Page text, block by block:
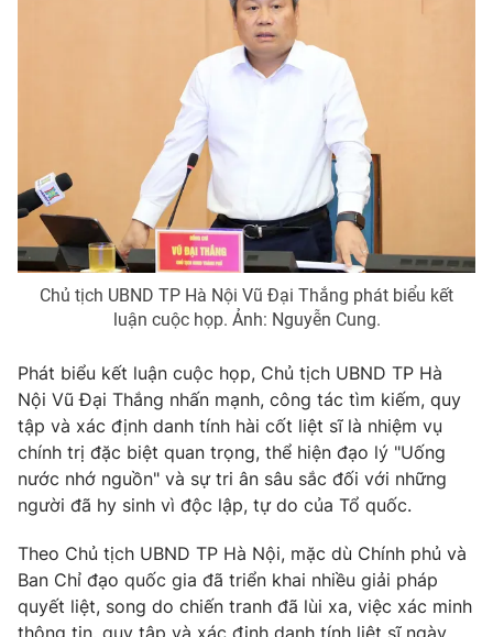
Chủ tịch UBND TP Hà Nội Vũ Đại Thắng phát biểu kết
luận cuộc họp. Ảnh: Nguyễn Cung.
Phát biểu kết luận cuộc họp, Chủ tịch UBND TP Hà
Nội Vũ Đại Thắng nhấn mạnh, công tác tìm kiếm, quy
tập và xác định danh tính hài cốt liệt sĩ là nhiệm vụ
chính trị đặc biệt quan trọng, thể hiện đạo lý "Uống
nước nhớ nguồn" và sự tri ân sâu sắc đối với những
người đã hy sinh vì độc lập, tự do của Tổ quốc.
Theo Chủ tịch UBND TP Hà Nội, mặc dù Chính phủ và
Ban Chỉ đạo quốc gia đã triển khai nhiều giải pháp
quyết liệt, song do chiến tranh đã lùi xa, việc xác minh